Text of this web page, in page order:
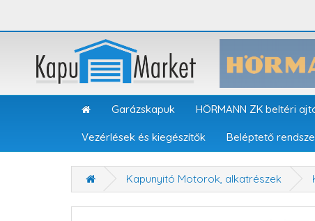
Garázskapuk HÖRMANN ZK beltéri
Vezérlések és kiegészítők Beléptető
Kapunyitó Motorok, alkatrészek